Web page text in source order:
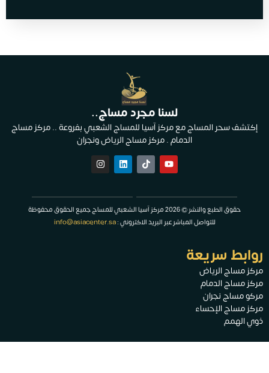
لسنا مجرد مساج..
إكتشف سحر المساج مع مركز آسيا للمساج الشعبي بفروعة .. مركز مساج
الدمام . مركز مساج الرياض ونجران
حقوق الطبع والنشر © 2026 مركز آسيا الشعبي للمساج جميع الحقوق محفوظة
للتواصل المباشر عبر البريد الاكتروني :info@asiacenter.sa
روابط سريعة
مركز مساج الرياض
مركز مساج الدمام
مركو مساج نجران
مركز مساج الإحساء
ذوي الهمم